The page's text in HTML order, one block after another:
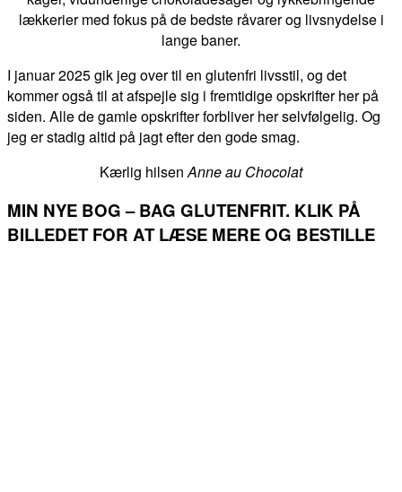
lækkerier med fokus på de bedste råvarer og livsnydelse i
lange baner.
I januar 2025 gik jeg over til en glutenfri livsstil, og det
kommer også til at afspejle sig i fremtidige opskrifter her på
siden. Alle de gamle opskrifter forbliver her selvfølgelig. Og
jeg er stadig altid på jagt efter den gode smag.
Kærlig hilsenAnne au Chocolat
MIN NYE BOG – BAG GLUTENFRIT. KLIK PÅ
BILLEDET FOR AT LÆSE MERE OG BESTILLE